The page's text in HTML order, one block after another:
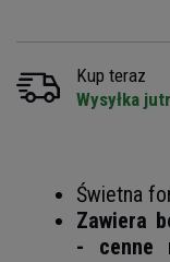
Kup teraz
Wysyłka
Świetna
Zawiera
- cenne